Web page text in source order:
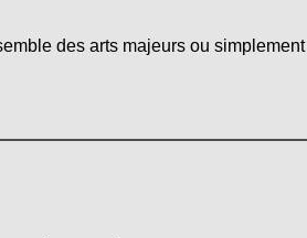
des arts majeurs ou